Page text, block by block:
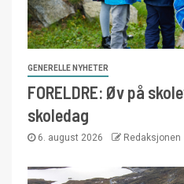
GENERELLE NYHETER
FORELDRE: Øv på
skoledag
6. august 2026 Redaksjonen